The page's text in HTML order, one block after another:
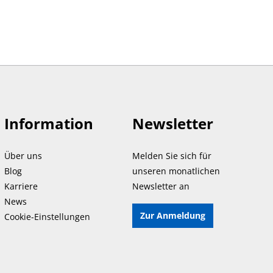
Information
Über uns
Blog
Karriere
News
Cookie-Einstellungen
Newsletter
Melden Sie sich für
unseren monatlichen
Newsletter an
Zur Anmeldung